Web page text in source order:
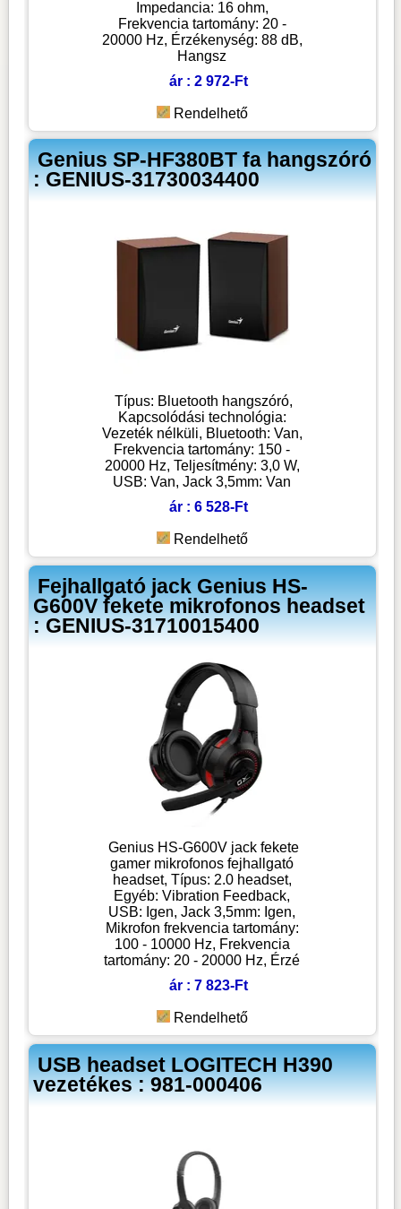
Impedancia: 16 ohm,
Frekvencia tartomány: 20 -
20000 Hz, Érzékenység: 88 dB,
Hangsz
ár : 2 972-Ft
Rendelhető
Genius SP-HF380BT fa hangszóró
: GENIUS-31730034400
Típus: Bluetooth hangszóró,
Kapcsolódási technológia:
Vezeték nélküli, Bluetooth: Van,
Frekvencia tartomány: 150 -
20000 Hz, Teljesítmény: 3,0 W,
USB: Van, Jack 3,5mm: Van
ár : 6 528-Ft
Rendelhető
Fejhallgató jack Genius HS-
G600V fekete mikrofonos headset
: GENIUS-31710015400
Genius HS-G600V jack fekete
gamer mikrofonos fejhallgató
headset, Típus: 2.0 headset,
Egyéb: Vibration Feedback,
USB: Igen, Jack 3,5mm: Igen,
Mikrofon frekvencia tartomány:
100 - 10000 Hz, Frekvencia
tartomány: 20 - 20000 Hz, Érzé
ár : 7 823-Ft
Rendelhető
USB headset LOGITECH H390
vezetékes : 981-000406